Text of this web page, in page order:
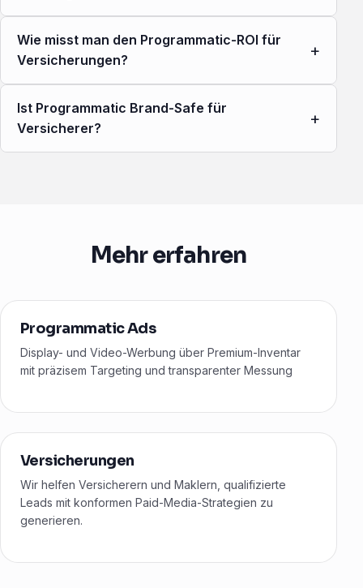
Wie misst man den Programmatic-ROI für
Versicherungen?
+
Ist Programmatic Brand-Safe für
Versicherer?
+
Mehr erfahren
Programmatic Ads
Display- und Video-Werbung über Premium-Inventar
mit präzisem Targeting und transparenter Messung
Versicherungen
Wir helfen Versicherern und Maklern, qualifizierte
Leads mit konformen Paid-Media-Strategien zu
generieren.